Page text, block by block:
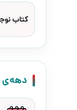
کتاب
دهه‌ی